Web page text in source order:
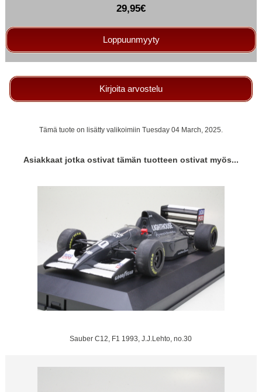
29,95€
Loppuunmyyty
Kirjoita arvostelu
Tämä tuote on lisätty valikoimiin Tuesday 04 March, 2025.
Asiakkaat jotka ostivat tämän tuotteen ostivat myös...
Sauber C12, F1 1993, J.J.Lehto, no.30